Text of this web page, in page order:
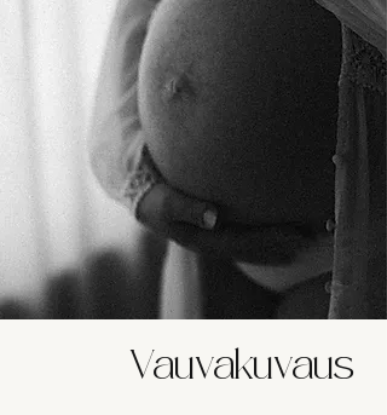
Vauvakuvaus